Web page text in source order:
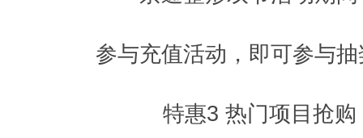
参与充值活动，即可参与
特惠3 热门项目抢购